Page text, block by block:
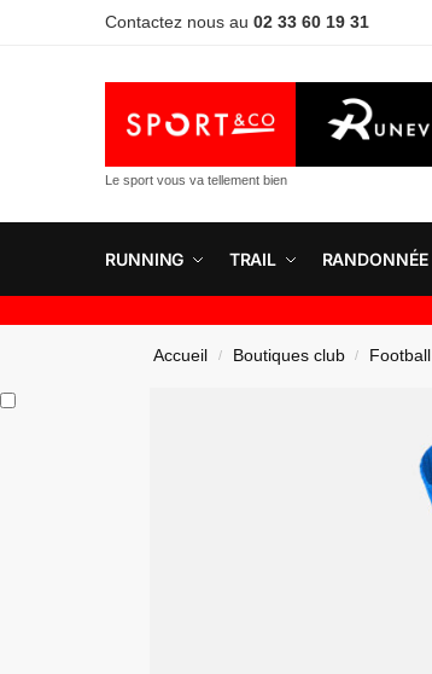
Contactez nous au 02 33 60 19 31
Le sport vous va tellement bien
RUNNING TRAIL RANDONNÉE
Accueil / Boutiques club / Football